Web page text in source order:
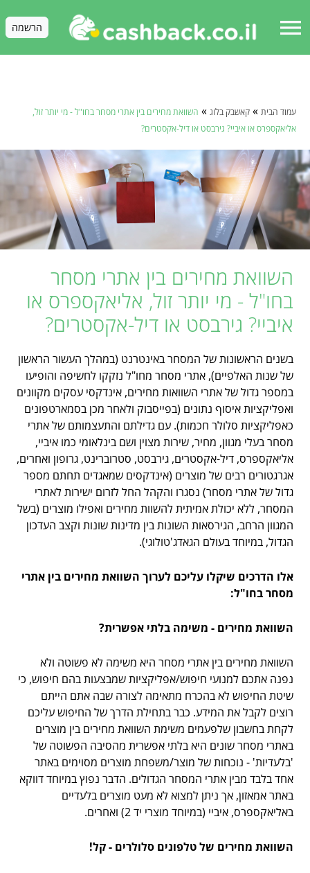
menu הרשמה
עמוד הבית » קאשבק בלוג » השוואת מחירים בין אתרי מסחר בחו"ל - מי יותר זול,
אליאקספרס או איביי? גירבסט או דיל-אקסטרים?
השוואת מחירים בין אתרי מסחר
בחו"ל - מי יותר זול, אליאקספרס או
איביי? גירבסט או דיל-אקסטרים?
בשנים הראשונות של המסחר באינטרנט (במהלך העשור הראשון
של שנות האלפיים), אתרי מסחר מחו"ל נזקקו לחשיפה והופיעו
במספר גדול של אתרי השוואות מחירים, אינדקסי עסקים מקוונים
ואפליקציות איסוף נתונים (בפייסבוק ולאחר מכן בסמארטפונים
כאפליקציות סלולר חכמות). עם גדילתם והתעצמותם של אתרי
מסחר בעלי מגוון, מחיר, שירות מצוין ושם בינלאומי כמו איביי,
אליאקספרס, דיל-אקסטרים, גירבסט, סטרוברינט, גרופון ואחרים,
אגרגטורים רבים של מוצרים (אינדקסים שמאגדים תחתם מספר
גדול של אתרי מסחר) נסגרו והקהל החל לזרום ישירות לאתרי
המסחר, ללא יכולת אמיתית להשוות מחירים ואפילו מוצרים (בשל
המגוון הרחב, הגירסאות השונות בין מדינות שונות וקצב העדכון
הגדול, במיוחד בעולם הגאדג'טולוגי).
אלו הדרכים שיקלו עליכם לערוך השוואת מחירים בין אתרי
מסחר בחו"ל:
השוואת מחירים - משימה בלתי אפשרית?
השוואת מחירים בין אתרי מסחר היא משימה לא פשוטה ולא
נפנה אתכם למנועי חיפוש/אפליקציות שמבצעות בהם חיפוש, כי
שיטת החיפוש לא בהכרח מתאימה לצורה שבה אתם הייתם
רוצים לקבל את המידע. כבר בתחילת הדרך של החיפוש עליכם
לקחת בחשבון שלפעמים משימת השוואת מחירים בין מוצרים
באתרי מסחר שונים היא בלתי אפשרית מהסיבה הפשוטה של
'בלעדיות' - נוכחות של מוצר/משפחת מוצרים מסוימים באתר
אחד בלבד מבין אתרי המסחר הגדולים. הדבר נפוץ במיוחד דווקא
באתר אמאזון, אך ניתן למצוא לא מעט מוצרים בלעדיים
באליאקספרס, איביי (במיוחד מוצרי יד 2) ואחרים.
השוואת מחירים של טלפונים סלולרים - קל!